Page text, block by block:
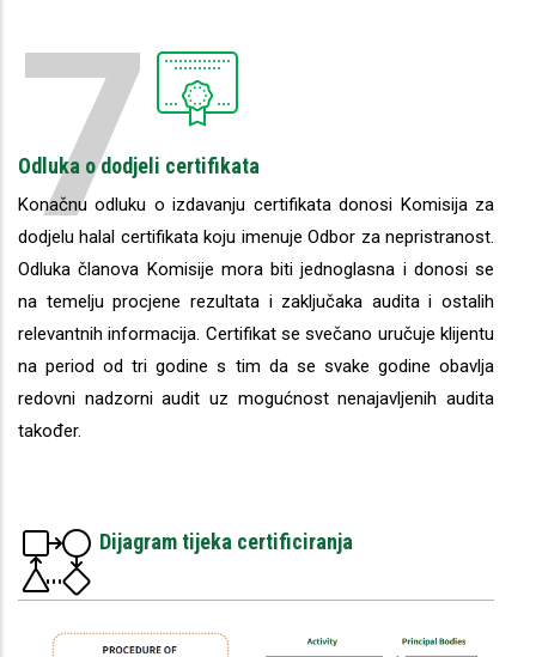
7
Odluka o dodjeli certifikata
Konačnu odluku o izdavanju certifikata donosi Komisija za
dodjelu halal certifikata koju imenuje Odbor za nepristranost.
Odluka članova Komisije mora biti jednoglasna i donosi se
na temelju procjene rezultata i zaključaka audita i ostalih
relevantnih informacija. Certifikat se svečano uručuje klijentu
na period od tri godine s tim da se svake godine obavlja
redovni nadzorni audit uz mogućnost nenajavljenih audita
također.
Dijagram tijeka certificiranja